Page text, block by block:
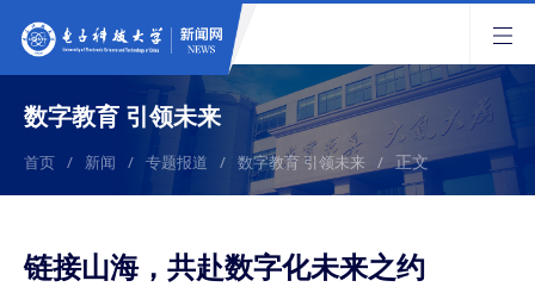
数字教育 引领未来
首页 / 新闻 / 专题报道 / 数字教育 引领未来 / 正文
链接山海，共赴数字化未来之约